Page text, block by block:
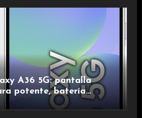
A36 5G: pantalla
potente, batería
rápida para una